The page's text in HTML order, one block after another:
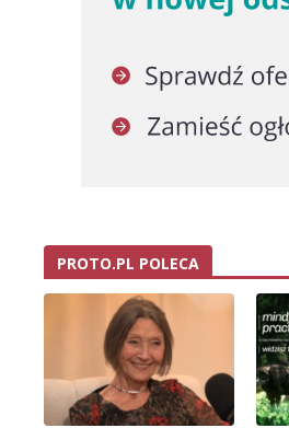
PROTO.PL POLECA